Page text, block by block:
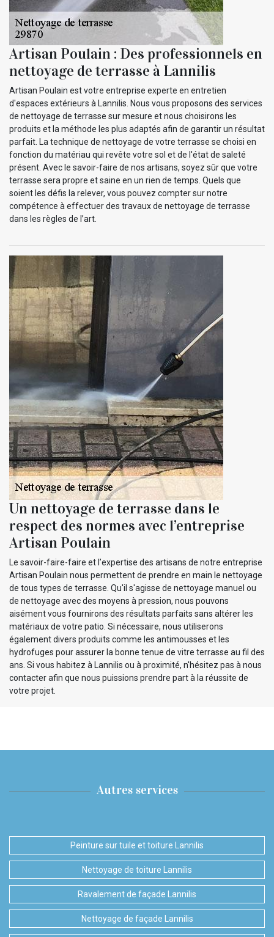
Artisan Poulain : Des professionnels en
nettoyage de terrasse à Lannilis
Artisan Poulain est votre entreprise experte en entretien
d'espaces extérieurs à Lannilis. Nous vous proposons des services
de nettoyage de terrasse sur mesure et nous choisirons les
produits et la méthode les plus adaptés afin de garantir un résultat
parfait. La technique de nettoyage de votre terrasse se choisi en
fonction du matériau qui revête votre sol et de l'état de saleté
présent. Avec le savoir-faire de nos artisans, soyez sûr que votre
terrasse sera propre et saine en un rien de temps. Quels que
soient les défis la relever, vous pouvez compter sur notre
compétence à effectuer des travaux de nettoyage de terrasse
dans les règles de l’art.
Un nettoyage de terrasse dans le
respect des normes avec l’entreprise
Artisan Poulain
Le savoir-faire-faire et l’expertise des artisans de notre entreprise
Artisan Poulain nous permettent de prendre en main le nettoyage
de tous types de terrasse. Qu'il s'agisse de nettoyage manuel ou
de nettoyage avec des moyens à pression, nous pouvons
aisément vous fournirons des résultats parfaits sans altérer les
matériaux de votre patio. Si nécessaire, nous utiliserons
également divers produits comme les antimousses et les
hydrofuges pour assurer la bonne tenue de vitre terrasse au fil des
ans. Si vous habitez à Lannilis ou à proximité, n'hésitez pas à nous
contacter afin que nous puissions prendre part à la réussite de
votre projet.
Autres services
Peinture sur tuile et toiture Lannilis
Nettoyage de toiture Lannilis
Ravalement de façade Lannilis
Nettoyage de façade Lannilis